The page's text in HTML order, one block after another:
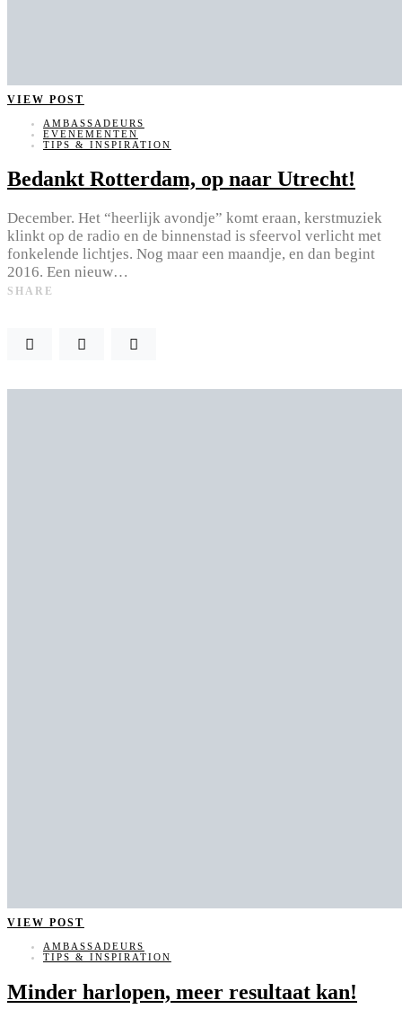
VIEW POST
AMBASSADEURS
EVENEMENTEN
TIPS & INSPIRATION
Bedankt Rotterdam, op naar Utrecht!
December. Het “heerlijk avondje” komt eraan, kerstmuziek
klinkt op de radio en de binnenstad is sfeervol verlicht met
fonkelende lichtjes. Nog maar een maandje, en dan begint
2016. Een nieuw…
SHARE
VIEW POST
AMBASSADEURS
TIPS & INSPIRATION
Minder harlopen, meer resultaat kan!